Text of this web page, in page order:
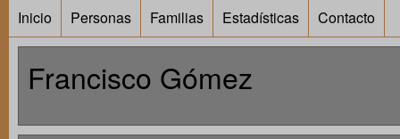
Inicio Personas Familias Estadísticas Contacto
Francisco Gómez